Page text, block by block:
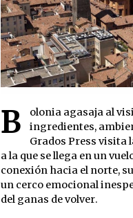
B
olonia agasaja al
ingredientes,
Grados Press visita
a la que se llega en un
conexión hacia el norte,
un cerco emocional
del ganas de volver.